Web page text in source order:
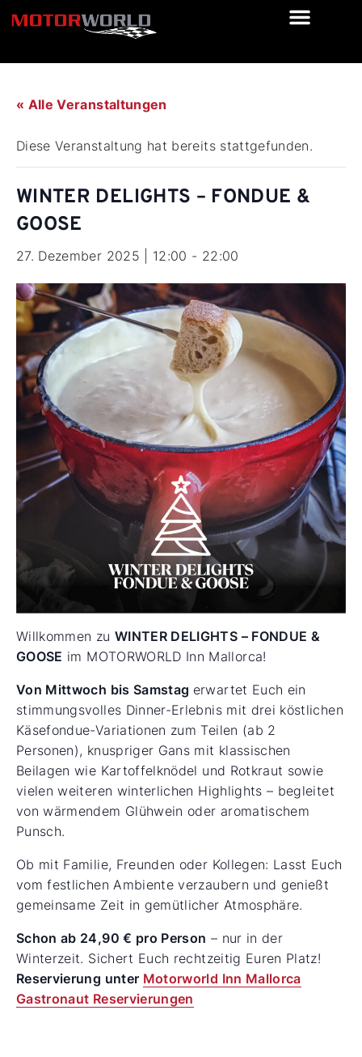
« Alle Veranstaltungen
Diese Veranstaltung hat bereits stattgefunden.
WINTER DELIGHTS – FONDUE &
GOOSE
27. Dezember 2025 | 12:00 - 22:00
Willkommen zu WINTER DELIGHTS – FONDUE &
GOOSE im MOTORWORLD Inn Mallorca!
Von Mittwoch bis Samstag erwartet Euch ein
stimmungsvolles Dinner-Erlebnis mit drei köstlichen
Käsefondue-Variationen zum Teilen (ab 2
Personen), knuspriger Gans mit klassischen
Beilagen wie Kartoffelknödel und Rotkraut sowie
vielen weiteren winterlichen Highlights – begleitet
von wärmendem Glühwein oder aromatischem
Punsch.
Ob mit Familie, Freunden oder Kollegen: Lasst Euch
vom festlichen Ambiente verzaubern und genießt
gemeinsame Zeit in gemütlicher Atmosphäre.
Schon ab 24,90 € pro Person – nur in der
Winterzeit. Sichert Euch rechtzeitig Euren Platz!
Reservierung unter Motorworld Inn Mallorca
Gastronaut Reservierungen